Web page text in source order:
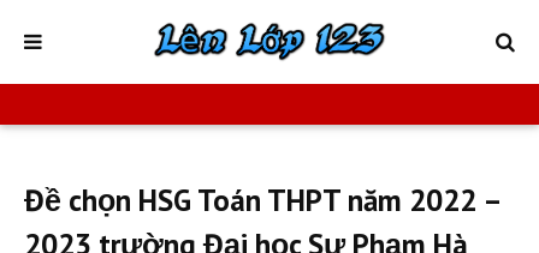
Đề chọn HSG Toán THPT năm 2022 –
2023 trường Đại học Sư Phạm Hà